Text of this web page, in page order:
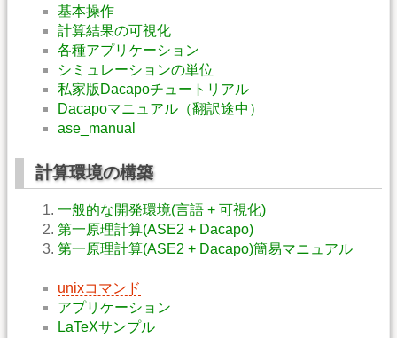
基本操作
計算結果の可視化
各種アプリケーション
シミュレーションの単位
私家版Dacapoチュートリアル
Dacapoマニュアル（翻訳途中）
ase_manual
計算環境の構築
一般的な開発環境(言語 + 可視化)
第一原理計算(ASE2 + Dacapo)
第一原理計算(ASE2 + Dacapo)簡易マニュアル
unixコマンド
アプリケーション
LaTeXサンプル